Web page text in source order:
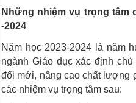
Những nhiệm vụ trọng tâm
-2024
Năm học 2023-2024 là năm
ngành Giáo dục xác định
đổi mới, nâng cao chất lượng
các nhiệm vụ trọng tâm sau: